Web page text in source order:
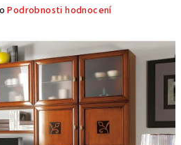
Podrobnosti hodnocení